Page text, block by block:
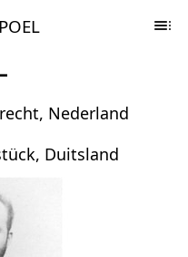
Nederland
Duitsland